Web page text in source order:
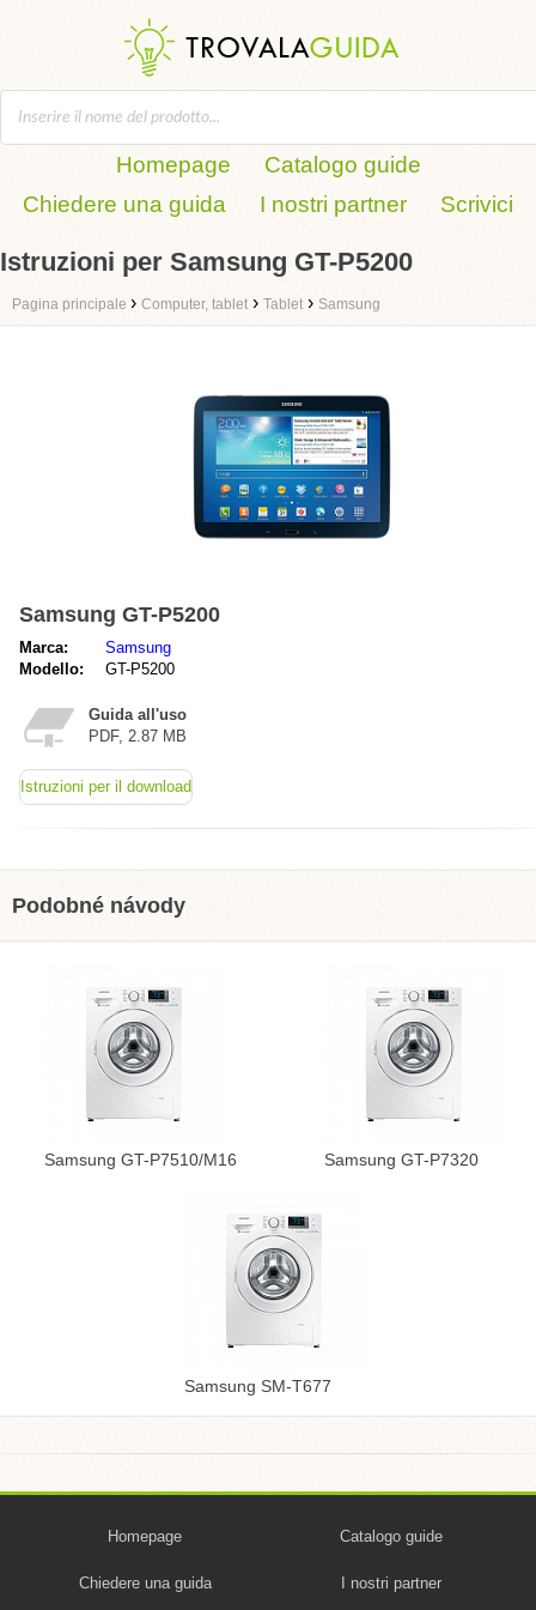
Homepage
Catalogo guide
Chiedere una guida
I nostri partner Scrivici
Istruzioni per Samsung GT-P5200
Pagina principale › Computer, tablet › Tablet › Samsung
Samsung GT-P5200
Marca:
Samsung
Modello:
GT-P5200
Guida all'uso
PDF, 2.87 MB
Istruzioni per il download
Podobné návody
Samsung GT-P7510/M16 Samsung GT-P7320
Samsung SM-T677
Homepage Catalogo guide
Chiedere una guida I nostri partner